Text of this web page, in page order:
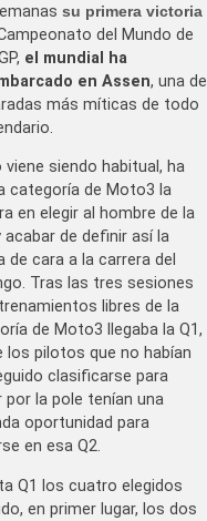
su primera victoria
del Mundo de
el mundial ha
en Assen, una de
más míticas de todo
viene siendo habitual, ha
categoría de Moto3 la
en elegir al hombre de la
acabar de definir así la
de cara a la carrera del
Tras las tres sesiones
libres de la
de Moto3 llegaba la Q1,
los pilotos que no habían
clasificarse para
por la pole tenían una
oportunidad para
en esa Q2.
Q1 los cuatro elegidos
en primer lugar, los dos